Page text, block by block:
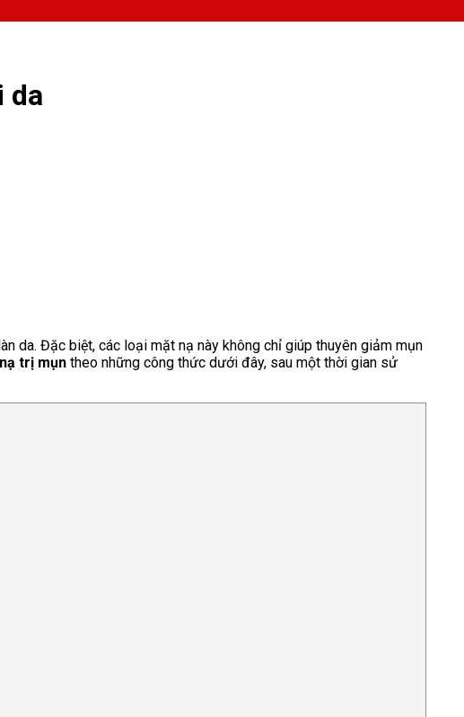
da
da. Đặc biệt, các loại mặt nạ này không chỉ giúp thuyên giảm mụn
trị mụn theo những công thức dưới đây, sau một thời gian sử